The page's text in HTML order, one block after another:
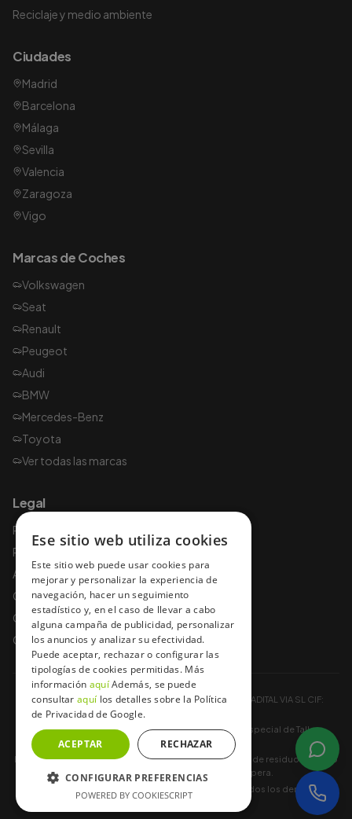
Reciclaje y medio ambiente
Ciudades
Madrid
Barcelona
Málaga
Sevilla
Valencia
Zaragoza
Vigo
Marcas de Coches
Volkswagen
Seat
Renault
Peugeot
Audi
BMW
Mercedes-Benz
Toyota
Ver todas las marcas
Legal
Política de privacidad
Política de cookies
Aviso legal
Condiciones de uso
Condiciones y garantías
Condiciones de contratación
Baterías a Domicilio ® es una Marca Registrada por ADITAL VIA SL CIF:
Registro Industrial 13-A-452-00140441 Registro especial de Taller
CM/19108
Baterías a Domicilio® está registrada como productor de residuos (plomo
de baterías) en todas las CCAA donde opera.
bateriasadomicilio.es. Todos los derechos
reservados.
Ese sitio web utiliza cookies
Este sitio web puede usar cookies para
mejorar y personalizar la experiencia de
navegación, hacer un seguimiento
estadístico y, en el caso de llevar a cabo
alguna campaña de publicidad, personalizar
los anuncios y analizar su efectividad.
Puede aceptar, rechazar o configurar las
tipologías de cookies permitidas. Más
información aquíAdemás, se puede
consultar aquí los detalles sobre la Política
de Privacidad de Google.
ACEPTAR RECHAZAR
CONFIGURAR PREFERENCIAS
POWERED BY COOKIESCRIPT